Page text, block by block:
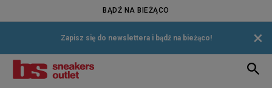
BĄDŹ NA BIEŻĄCO
Zapisz się do newslettera i bądź na bieżąco! ×